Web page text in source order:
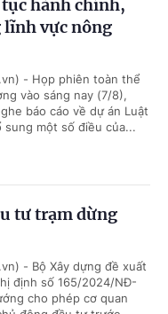
hành chính,
vực nông
- Họp phiên toàn thể
vào sáng nay (7/8),
báo cáo về dự án Luật
sung một số điều của...
tư trạm dừng
- Bộ Xây dựng đề xuất
định số 165/2024/NĐ-
cho phép cơ quan